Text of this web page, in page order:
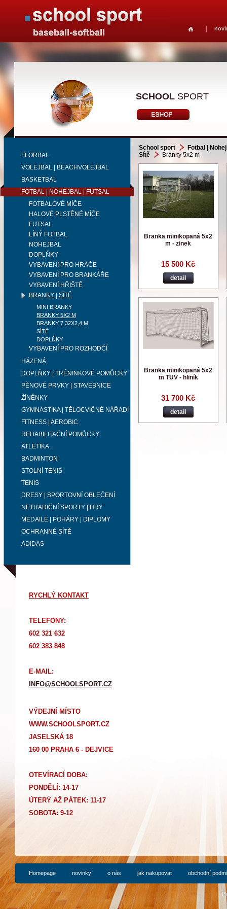
SCHOOL SPORT
FLORBAL
VOLEJBAL | BEACHVOLEJBAL
BASKETBAL
FOTBAL | NOHEJBAL | FUTSAL
FOTBALOVÉ MÍČE
HALOVÉ PLSTĚNÉ MÍČE
FUTSAL
LÍNÝ FOTBAL
NOHEJBAL
DOPLŇKY
VYBAVENÍ PRO HRÁČE
VYBAVENÍ PRO BRANKÁŘE
VYBAVENÍ HŘIŠTĚ
BRANKY | SÍTĚ
MINI BRANKY
BRANKY 5X2 M
BRANKY 7,32X2,4 M
SÍTĚ
DOPLŇKY
VYBAVENÍ PRO ROZHODČÍ
HÁZENÁ
DOPLŇKY | TRÉNINKOVÉ POMŮCKY
PĚNOVÉ PRVKY | STAVEBNICE
ŽÍNĚNKY
GYMNASTIKA | TĚLOCVIČNÉ NÁŘADÍ
FITNESS | AEROBIC
REHABILITAČNÍ POMŮCKY
ATLETIKA
BADMINTON
STOLNÍ TENIS
TENIS
DRESY | SPORTOVNÍ OBLEČENÍ
NETRADIČNÍ SPORTY | HRY
MEDAILE | POHÁRY | DIPLOMY
OCHRANNÉ SÍTĚ
ADIDAS
RYCHLÝ KONTAKT
TELEFONY:
602 321 632
602 383 848
E-MAIL:
INFO@SCHOOLSPORT.CZ
VÝDEJNÍ MÍSTO
WWW.SCHOOLSPORT.CZ
JASELSKÁ 18
160 00 PRAHA 6 - DEJVICE
OTEVÍRACÍ DOBA:
PONDĚLÍ: 14-17
ÚTERÝ AŽ PÁTEK: 11-17
SOBOTA: 9-12
School sport
Fotbal |
Sítě
Branky 5x2 m
Branka minikopaná 5x2
m - zinek
15 500 Kč
detail
Branka minikopaná 5x2
m TÜV - hliník
31 700 Kč
detail
Homepage novinky o nás jak nakupovat obchodní